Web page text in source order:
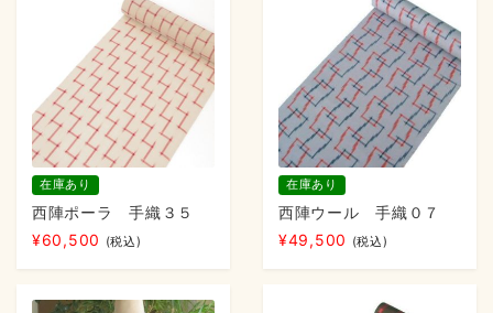
在庫あり
西陣ポーラ 手織３５
¥60,500 (税込)
在庫あり
西陣ウール 手織０７
¥49,500 (税込)